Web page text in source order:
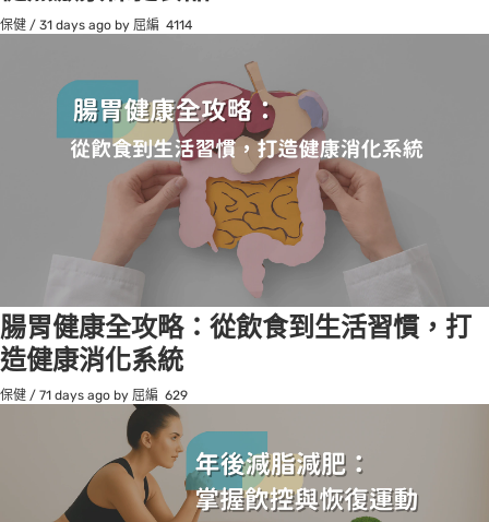
保健 / 31 days ago by 屈編 4114
腸胃健康全攻略：從飲食到生活習慣，打
造健康消化系統
保健 / 71 days ago by 屈編 629